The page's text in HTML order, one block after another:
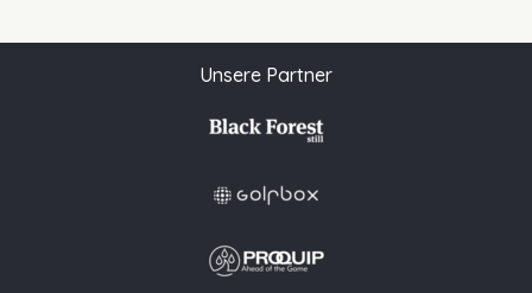
Unsere Partner